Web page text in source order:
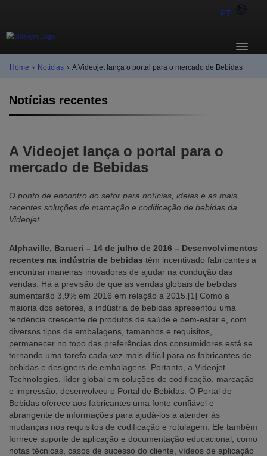
PT
Home › Notícias › A Videojet lança o portal para o mercado de Bebidas
Notícias recentes
A Videojet lança o portal para o
mercado de Bebidas
O ponto de encontro do setor para notícias, ideias e as mais
recentes soluções de marcação e codificação de bebidas da
Videojet
Alphaville, Barueri – 14 de julho de 2016 – Desenvolvimentos
recentes na indústria de bebidas têm incentivado fabricantes a
encontrar maneiras inovadoras de ajudar na condução das
vendas. Há a previsão de que as vendas globais de bebidas
aumentarão 3,9% em 2016 em relação a 2015.[1] Como a
maioria dos setores, a indústria de bebidas apresentou uma
tendência crescente de produtos de saúde e bem-estar e, com
diversos tipos de embalagens, tamanhos e requisitos,
permanecer no topo das preferências dos consumidores está se
tornando uma tarefa cada vez mais difícil para os fabricantes de
bebidas e designers de embalagens. Portanto, a Videojet
Technologies, líder global em soluções de codificação, marcação
e impressão, desenvolveu o Portal de Bebidas. O Portal de
Bebidas oferece aos fabricantes uma fonte confiável e
abrangente de informações para ajudá-los a atender às
mudanças nos requisitos de codificação e rotulagem. Ele também
fornece suporte de aplicação e documentação educacional, como
notas técnicas, casos de sucesso do cliente, vídeos de aplicação